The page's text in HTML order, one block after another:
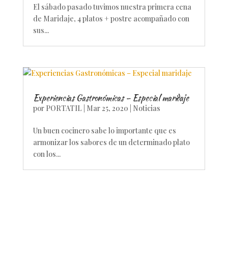
El sábado pasado tuvimos nuestra primera cena
de Maridaje, 4 platos + postre acompañado con
sus...
Experiencias Gastronómicas – Especial maridaje
por PORTATIL Mar 25, 2020 Noticias
Un buen cocinero sabe lo importante que es
armonizar los sabores de un determinado plato
con los...